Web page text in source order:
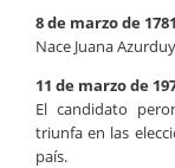
8 de marzo de 1781
Nace Juana
11 de marzo de
El candidato
triunfa en las
país.